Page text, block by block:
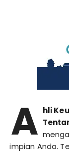
A hli
impian Anda.